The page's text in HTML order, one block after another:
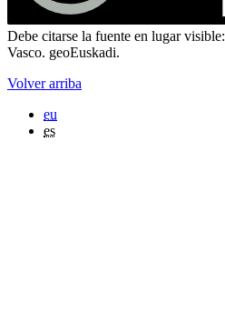
Debe citarse la fuente en lugar
Vasco. geoEuskadi.
Volver arriba
eu
es